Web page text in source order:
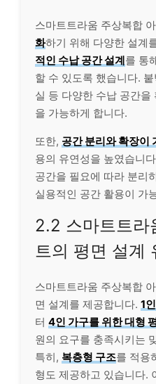
스마트트라움 주상복합
화하기 위해 다양한 설계
적인 수납 공간 설계를 통
할 수 있도록 했습니다.
실 등 다양한 수납 공간을
을 가능하게 합니다.
또한, 공간 분리와 확장이
용의 유연성을 높였습니
공간을 필요에 따라 분리
실용적인 공간 활용이 가
2.2 스마트트라
트의 평면 설계
스마트트라움 주상복합
면 설계를 제공합니다. 1
터 4인 가구를 위한 대형
원의 요구를 충족시키는
특히, 복층형 구조를 적용
형도 제공하고 있습니다.